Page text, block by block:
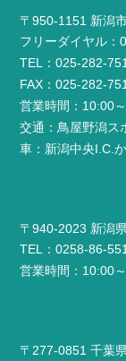
〒950-1151 新潟
フリーダイヤル：
TEL：025-282-
FAX：025-282-
営業時間：10:00
交通：鳥屋野潟ス
車：新潟中央I.C.
〒940-2023 新潟
TEL：0258-86-
営業時間：10:00
〒277-0851 千葉